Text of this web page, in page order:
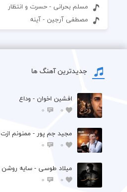
مسلم بحرانی - حسرت و انتظار
مصطفی آرجین - آینه
جدیدترین آهنگ ها
افشين اخوان - وداع
0
0
مجید جم پور - ممنونم ازت
0
0
میلاد طوسی - سایه روشن
0
0